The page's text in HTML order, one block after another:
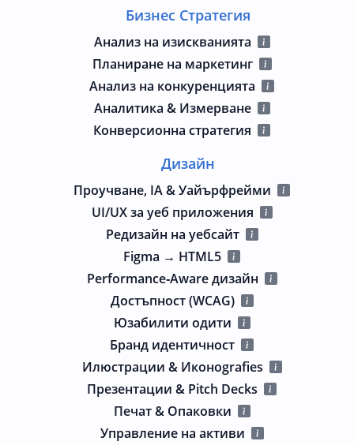
Бизнес Стратегия
Анализ на изискванията
Планиране на маркетинг
Анализ на конкуренцията
Аналитика & Измерване
Конверсионна стратегия
Дизайн
Проучване, IA & Уайърфрейми
UI/UX за уеб приложения
Редизайн на уебсайт
Figma → HTML5
Performance‑Aware дизайн
Достъпност (WCAG)
Юзабилити одити
Бранд идентичност
Илюстрации & Иконografies
Презентации & Pitch Decks
Печат & Опаковки
Управление на активи